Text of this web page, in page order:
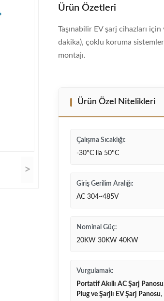
>
Ürün Özetleri
Taşınabilir EV şarj cihazları
dakika), çoklu koruma
montajı.
Ürün Özel Nitelikleri
Çalışma Sıcaklığı:
-30°C ila 50°C
Giriş Gerilim Aralığı:
AC 304~485V
Nominal Güç:
20KW 30KW 40KW
Vurgulamak:
Portatif Akıllı AC Şarj Panosu
Plug ve Şarjlı EV Şarj Panosu,